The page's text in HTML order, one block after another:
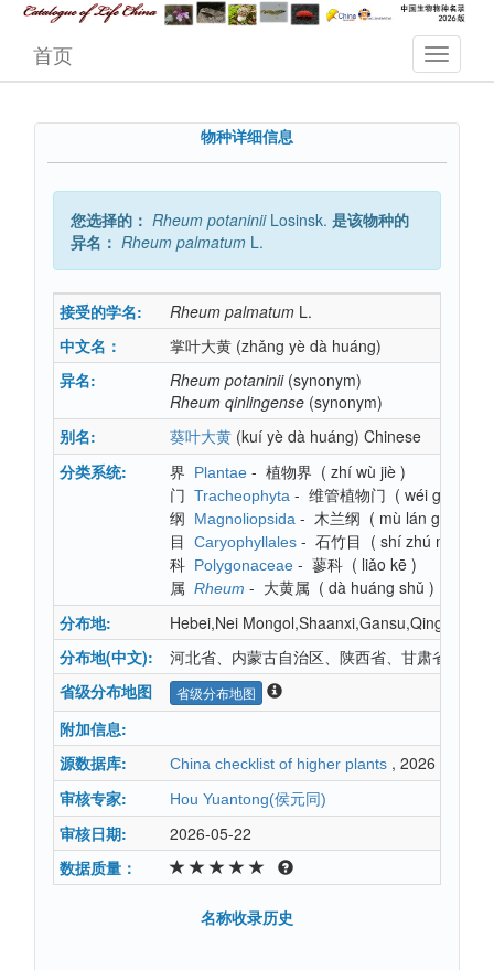
首页
物种详细信息
您选择的： Rheum potaninii Losinsk. 是该物种的
异名： Rheum palmatum L.
接受的学名: Rheum palmatum L.
中文名：
掌叶大黄 (zhǎng yè dà huáng)
异名:
Rheum potaninii(synonym)
Rheum qinlingense (synonym)
别名:
葵叶大黄 (kuí yè dà huáng) Chinese
分类系统:
界 Plantae - 植物界 ( zhí wù jiè )
门 Tracheophyta - 维管植物门 ( wéi guǎn
纲
Magnoliopsida - 木兰纲 ( mù lán gāng
目
Caryophyllales - 石竹目 ( shí zhú mù
科 Polygonaceae - 蓼科 ( liǎo kē )
属 Rheum - 大黄属 ( dà huáng shǔ )
分布地:
Hebei,Nei
分布地(中文):
河北省、内蒙古自治区、陕西省、甘肃省、青
省级分布地图
省级分布地图
附加信息:
源数据库:
China checklist of higher plants , 2026
审核专家:
Hou Yuantong(侯元同)
审核日期:
2026-05-22
数据质量：
名称收录历史